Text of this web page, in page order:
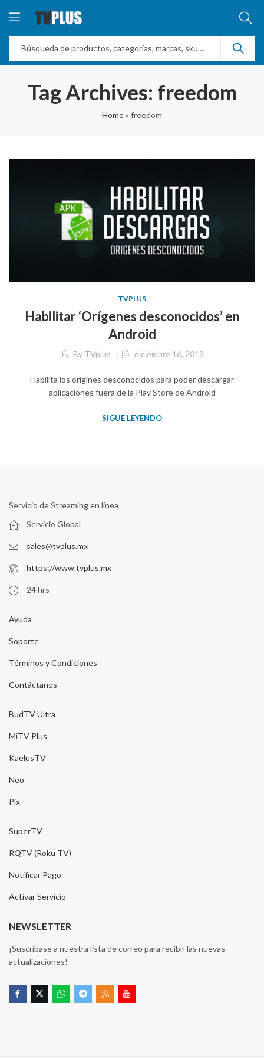
Tag Archives: freedom
Home» freedom
TVPLUS
Habilitar ‘Orígenes desconocidos’ en
Android
By TVplus diciembre 16, 2018
Habilita los origines desconocidos para poder descargar
aplicaciones fuera de la Play Store de Android
SIGUE LEYENDO
Servicio de Streaming en línea
Servicio Global
sales@tvplus.mx
https://www.tvplus.mx
24 hrs
Ayuda
Soporte
Términos y Condiciones
Contáctanos
BudTV Ultra
MiTV Plus
KaelusTV
Neo
Pix
SuperTV
RQTV (Roku TV)
Notificar Pago
Activar Servicio
NEWSLETTER
¡Suscríbase a nuestra lista de correo para recibir las nuevas
actualizaciones!